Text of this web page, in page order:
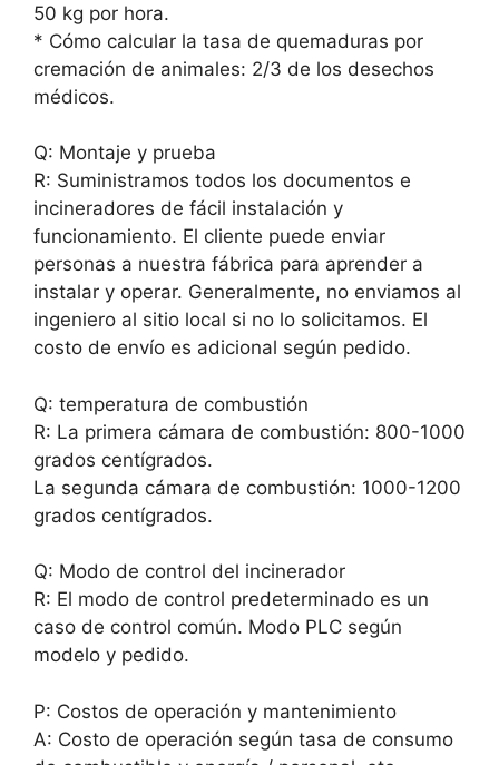
50 kg por hora.
* Cómo calcular la tasa de quemaduras por
cremación de animales: 2/3 de los desechos
médicos.
Q: Montaje y prueba
R: Suministramos todos los documentos e
incineradores de fácil instalación y
funcionamiento. El cliente puede enviar
personas a nuestra fábrica para aprender a
instalar y operar. Generalmente, no enviamos al
ingeniero al sitio local si no lo solicitamos. El
costo de envío es adicional según pedido.
Q: temperatura de combustión
R: La primera cámara de combustión: 800-1000
grados centígrados.
La segunda cámara de combustión: 1000-1200
grados centígrados.
Q: Modo de control del incinerador
R: El modo de control predeterminado es un
caso de control común. Modo PLC según
modelo y pedido.
P: Costos de operación y mantenimiento
A: Costo de operación según tasa de consumo